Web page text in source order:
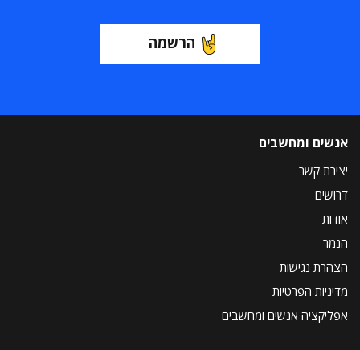
הרשמה
אנשים ומחשבים
יצירת קשר
דרושים
אודות
הנמר
הצהרת נגישות
מדיניות הפרטיות
אפליקציה אנשים ומחשבים